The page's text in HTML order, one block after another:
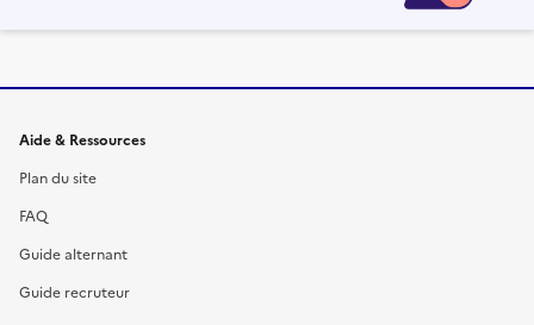
Informations et liens du site
Aide & Ressources
Plan du site
FAQ
Guide alternant
Guide recruteur